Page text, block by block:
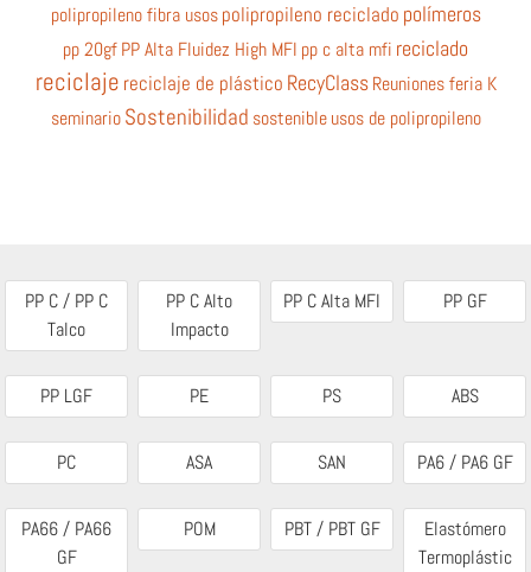
polipropileno fibra usos polipropileno reciclado polímeros
pp 20gfPP Alta Fluidez High MFI pp c alta mfi reciclado
reciclaje reciclaje de plástico RecyClass Reuniones feria K
seminario Sostenibilidad sostenible usos de polipropileno
PP C / PP C
Talco
PP C Alto
Impacto
PP C Alta MFI PP GF
PP LGF PE PS ABS
PC ASA SAN PA6 / PA6 GF
PA66 / PA66
GF
POM PBT / PBT GF
Elastómero
Termoplástic